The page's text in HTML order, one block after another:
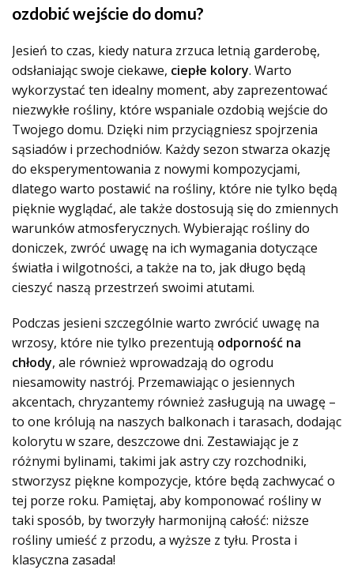
ozdobić wejście do domu?
Jesień to czas, kiedy natura zrzuca letnią garderobę,
odsłaniając swoje ciekawe, ciepłe kolory. Warto
wykorzystać ten idealny moment, aby zaprezentować
niezwykłe rośliny, które wspaniale ozdobią wejście do
Twojego domu. Dzięki nim przyciągniesz spojrzenia
sąsiadów i przechodniów. Każdy sezon stwarza okazję
do eksperymentowania z nowymi kompozycjami,
dlatego warto postawić na rośliny, które nie tylko będą
pięknie wyglądać, ale także dostosują się do zmiennych
warunków atmosferycznych. Wybierając rośliny do
doniczek, zwróć uwagę na ich wymagania dotyczące
światła i wilgotności, a także na to, jak długo będą
cieszyć naszą przestrzeń swoimi atutami.
Podczas jesieni szczególnie warto zwrócić uwagę na
wrzosy, które nie tylko prezentują odporność na
chłody, ale również wprowadzają do ogrodu
niesamowity nastrój. Przemawiając o jesiennych
akcentach, chryzantemy również zasługują na uwagę –
to one królują na naszych balkonach i tarasach, dodając
kolorytu w szare, deszczowe dni. Zestawiając je z
różnymi bylinami, takimi jak astry czy rozchodniki,
stworzysz piękne kompozycje, które będą zachwycać o
tej porze roku. Pamiętaj, aby komponować rośliny w
taki sposób, by tworzyły harmonijną całość: niższe
rośliny umieść z przodu, a wyższe z tyłu. Prosta i
klasyczna zasada!